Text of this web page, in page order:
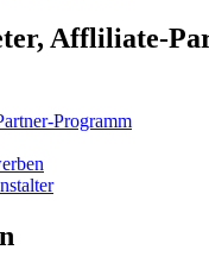
Affliliate-
Programm